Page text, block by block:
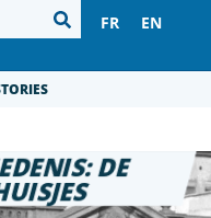
FR EN
DE